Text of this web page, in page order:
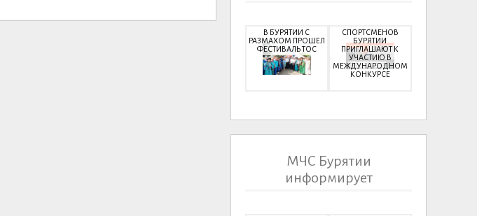
В БУРЯТИИ С
РАЗМАХОМ ПРОШЕЛ
ФЕСТИВАЛЬ ТОС
СПОРТСМЕНОВ
БУРЯТИИ
ПРИГЛАШАЮТ К
УЧАСТИЮ В
МЕЖДУНАРОДНОМ
КОНКУРСЕ
МЧС Бурятии
информирует